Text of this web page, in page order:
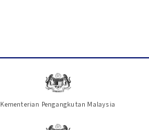
Kementerian Pengangkutan Malaysia